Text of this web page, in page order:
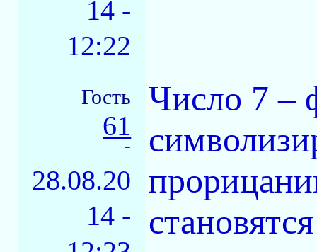
14 -
12:22
Гость
61
-
28.08.20
14 -
Число 7 –